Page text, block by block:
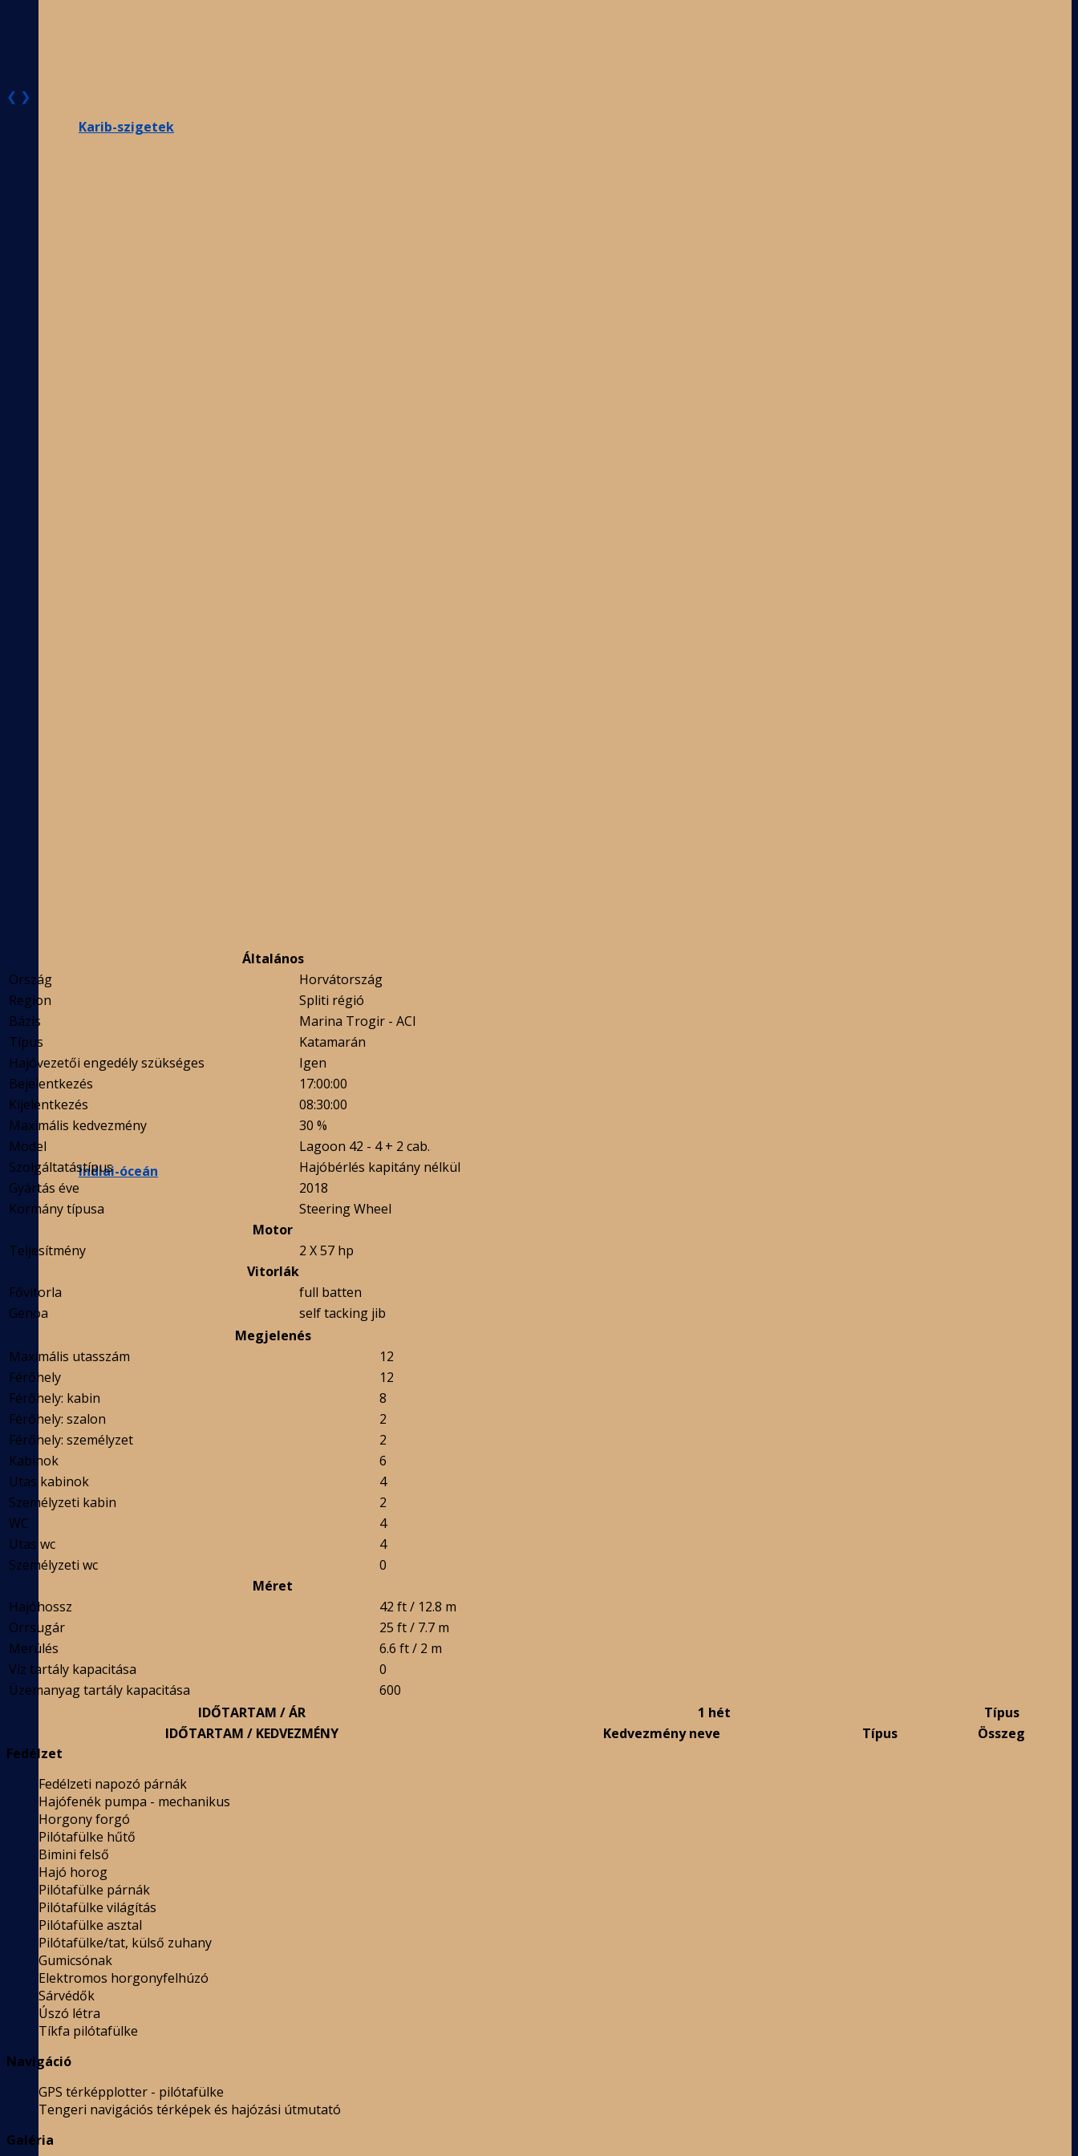
Karib-szigetek
Indiai-óceán
❮ ❯
Általános
Ország
Horvátország
Region
Spliti régió
Bázis
Marina Trogir - ACI
Típus
Katamarán
Hajóvezetői engedély szükséges
Igen
Bejelentkezés
17:00:00
Kijelentkezés
08:30:00
Maximális kedvezmény
30 %
Model
Lagoon 42 - 4 + 2 cab.
Szolgáltatástípus
Hajóbérlés kapitány nélkül
Gyártás éve
2018
Kormány típusa
Steering Wheel
Motor
Teljesítmény
2 X 57 hp
Vitorlák
Fővitorla
full batten
Genoa
self tacking jib
Megjelenés
Maximális utasszám
12
Férőhely
12
Férőhely: kabin
8
Férőhely: szalon
2
Férőhely: személyzet
2
Kabinok
6
Utas kabinok
4
Személyzeti kabin
2
WC
4
Utas wc
4
Személyzeti wc
0
Méret
Hajóhossz
42 ft / 12.8 m
Orrsugár
25 ft / 7.7 m
Merülés
6.6 ft / 2 m
Víz tartály kapacitása
0
Üzemanyag tartály kapacitása
600
IDŐTARTAM / ÁR
1 hét
Típus
IDŐTARTAM / KEDVEZMÉNY
Kedvezmény neve Típus
Összeg
Fedélzet
Fedélzeti napozó párnák
Hajófenék pumpa - mechanikus
Horgony forgó
Pilótafülke hűtő
Bimini felső
Hajó horog
Pilótafülke párnák
Pilótafülke világítás
Pilótafülke asztal
Pilótafülke/tat, külső zuhany
Gumicsónak
Elektromos horgonyfelhúzó
Sárvédők
Úszó létra
Tíkfa pilótafülke
Navigáció
GPS térképplotter - pilótafülke
Tengeri navigációs térképek és hajózási útmutató
Galéria